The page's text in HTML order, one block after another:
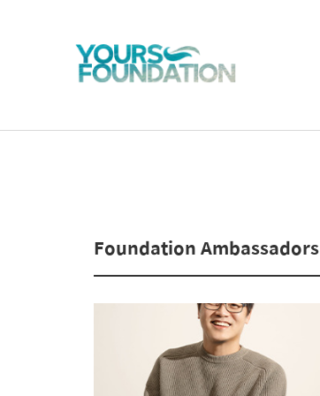
Foundation Ambassadors